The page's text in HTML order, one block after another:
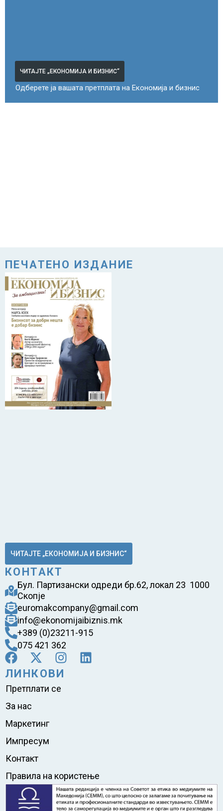
ЧИТАЈТЕ „ЕКОНОМИЈА И БИЗНИС“
Одберете ја вашата претплата на Економија и бизнис
ПЕЧАТЕНО ИЗДАНИЕ
ЧИТАЈТЕ „ЕКОНОМИЈА И БИЗНИС“
КОНТАКТ
Бул. Партизански одреди бр.62, локал 23 1000
Скопје
euromakcompany@gmail.com
info@ekonomijaibiznis.mk
+389 (0)23211-915
075 421 362
ЛИНКОВИ
Претплати се
За нас
Маркетинг
Импресум
Контакт
Правила на користење